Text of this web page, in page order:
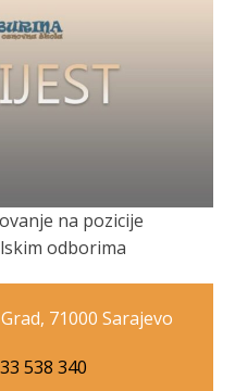
na pozicije
odborima
71000 Sarajevo
538 340